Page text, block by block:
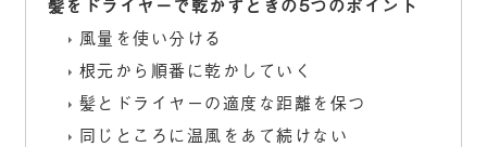
風量を使い分ける
根元から順番に乾かしていく
髪とドライヤーの適度な距離を保つ
同じところに温風をあて続けない